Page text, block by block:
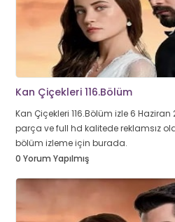
Kan Çiçekleri 116.Bölüm
Kan Çiçekleri 116.Bölüm izle 6
parça ve full hd kalitede reklamsız
bölüm izleme için burada.
0 Yorum Yapılmış